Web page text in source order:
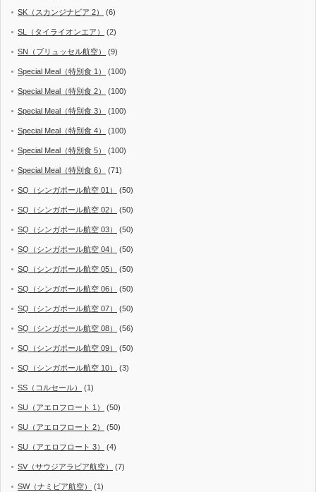
SK（スカンジナビア 2） (6)
SL（タイライオンエア） (2)
SN（ブリュッセル航空） (9)
Special Meal（特別食 1） (100)
Special Meal（特別食 2） (100)
Special Meal（特別食 3） (100)
Special Meal（特別食 4） (100)
Special Meal（特別食 5） (100)
Special Meal（特別食 6） (71)
SQ（シンガポール航空 01） (50)
SQ（シンガポール航空 02） (50)
SQ（シンガポール航空 03） (50)
SQ（シンガポール航空 04） (50)
SQ（シンガポール航空 05） (50)
SQ（シンガポール航空 06） (50)
SQ（シンガポール航空 07） (50)
SQ（シンガポール航空 08） (56)
SQ（シンガポール航空 09） (50)
SQ（シンガポール航空 10） (3)
SS（コルセール） (1)
SU（アエロフロート 1） (50)
SU（アエロフロート 2） (50)
SU（アエロフロート 3） (4)
SV（サウジアラビア航空） (7)
SW（ナミビア航空） (1)